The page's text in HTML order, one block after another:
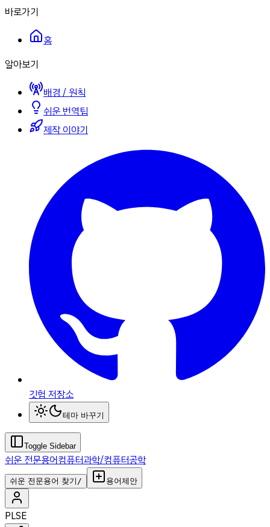
바로가기
홈
알아보기
배경 / 원칙
쉬운 번역팁
제작 이야기
깃헙 저장소
테마 바꾸기
Toggle Sidebar
쉬운 전문용어컴퓨터과학/컴퓨터공학
쉬운 전문용어 찾기 / 용어제안
PLSE